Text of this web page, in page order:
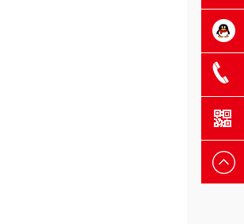
SEAJIC
施吉客
品牌客
欧森隆
0755-